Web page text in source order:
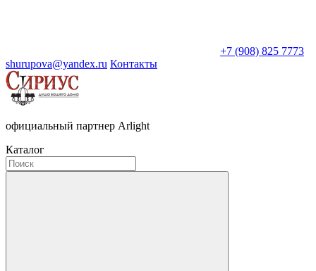
+7 (908) 825 7773
shurupova@yandex.ru Контакты
официальный партнер Arlight
Каталог